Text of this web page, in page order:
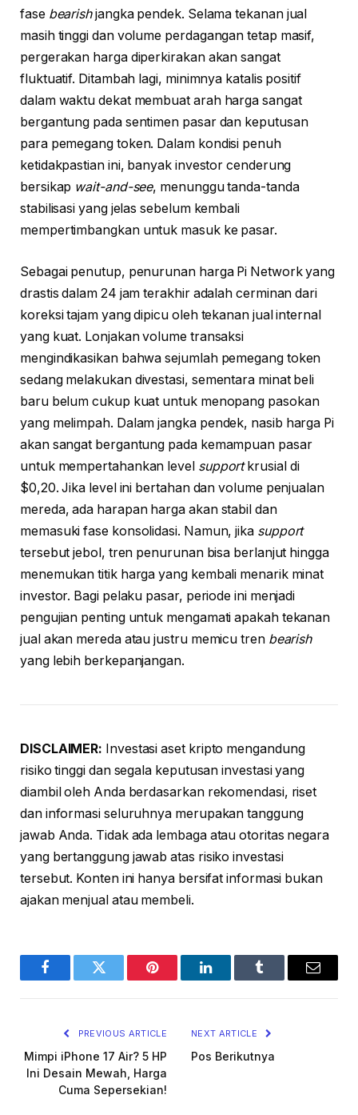
fase bearishjangka pendek. Selama tekanan jual
masih tinggi dan volume perdagangan tetap masif,
pergerakan harga diperkirakan akan sangat
fluktuatif. Ditambah lagi, minimnya katalis positif
dalam waktu dekat membuat arah harga sangat
bergantung pada sentimen pasar dan keputusan
para pemegang token. Dalam kondisi penuh
ketidakpastian ini, banyak investor cenderung
bersikap wait-and-see, menunggu tanda-tanda
stabilisasi yang jelas sebelum kembali
mempertimbangkan untuk masuk ke pasar.
Sebagai penutup, penurunan harga Pi Network yang
drastis dalam 24 jam terakhir adalah cerminan dari
koreksi tajam yang dipicu oleh tekanan jual internal
yang kuat. Lonjakan volume transaksi
mengindikasikan bahwa sejumlah pemegang token
sedang melakukan divestasi, sementara minat beli
baru belum cukup kuat untuk menopang pasokan
yang melimpah. Dalam jangka pendek, nasib harga Pi
akan sangat bergantung pada kemampuan pasar
untuk mempertahankan level supportkrusial di
$0,20. Jika level ini bertahan dan volume penjualan
mereda, ada harapan harga akan stabil dan
memasuki fase konsolidasi. Namun, jika support
tersebut jebol, tren penurunan bisa berlanjut hingga
menemukan titik harga yang kembali menarik minat
investor. Bagi pelaku pasar, periode ini menjadi
pengujian penting untuk mengamati apakah tekanan
jual akan mereda atau justru memicu tren bearish
yang lebih berkepanjangan.
DISCLAIMER: Investasi aset kripto mengandung
risiko tinggi dan segala keputusan investasi yang
diambil oleh Anda berdasarkan rekomendasi, riset
dan informasi seluruhnya merupakan tanggung
jawab Anda. Tidak ada lembaga atau otoritas negara
yang bertanggung jawab atas risiko investasi
tersebut. Konten ini hanya bersifat informasi bukan
ajakan menjual atau membeli.
FacebookTwitter Pinterest LinkedInTumblr Email
PREVIOUS ARTICLE
Mimpi iPhone 17 Air? 5 HP
Ini Desain Mewah, Harga
Cuma Sepersekian!
NEXT ARTICLE
Pos Berikutnya